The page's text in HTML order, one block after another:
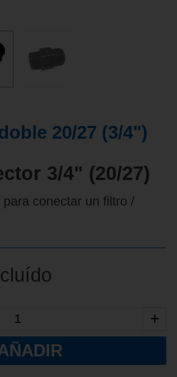
20/27 (3/4")
3/4" (20/27)
para conectar un filtro /
+